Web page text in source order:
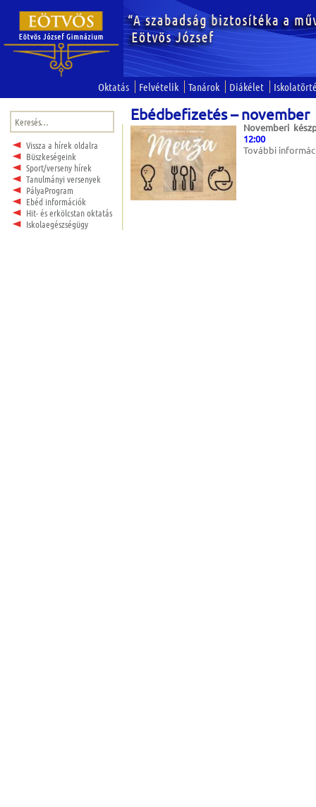
Oktatás Felvételik Tanárok Diákélet
Keresés:
Vissza a hírek oldalra
Büszkeségeink
Sport/verseny hírek
Tanulmányi versenyek
PályaProgram
Ebéd információk
Hit- és erkölcstan oktatás
Iskolaegészségügy
Ebédbefizetés – november
Novemberi
12:00
További